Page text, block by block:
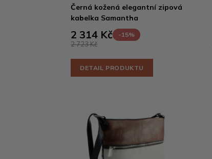
Černá kožená elegantní zipová
kabelka Samantha
2 314 Kč -15%
2 723 Kč
DETAIL PRODUKTU